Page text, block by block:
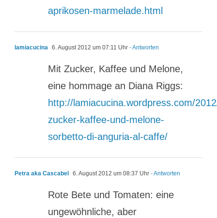
aprikosen-marmelade.html
lamiacucina 6. August 2012 um 07:11 Uhr - Antworten
Mit Zucker, Kaffee und Melone,
eine hommage an Diana Riggs:
http://lamiacucina.wordpress.com/
zucker-kaffee-und-melone-
sorbetto-di-anguria-al-caffe/
Petra aka Cascabel 6. August 2012 um 08:37 Uhr - Antworten
Rote Bete und Tomaten: eine
ungewöhnliche, aber